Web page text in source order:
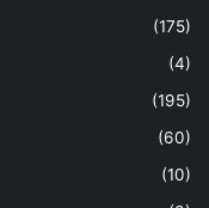
(175)
(4)
(195)
(60)
(10)